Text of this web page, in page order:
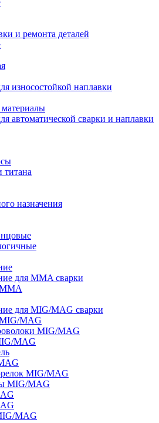
и ремонта деталей
износостойкой наплавки
автоматической сварки и наплавки
титана
назначения
для MMA сварки
для MIG/MAG сварки
MAG
MIG/MAG
MAG
MIG/MAG
MIG/MAG
MAG